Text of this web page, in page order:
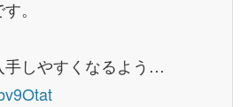
。
手しやすくなるよう…